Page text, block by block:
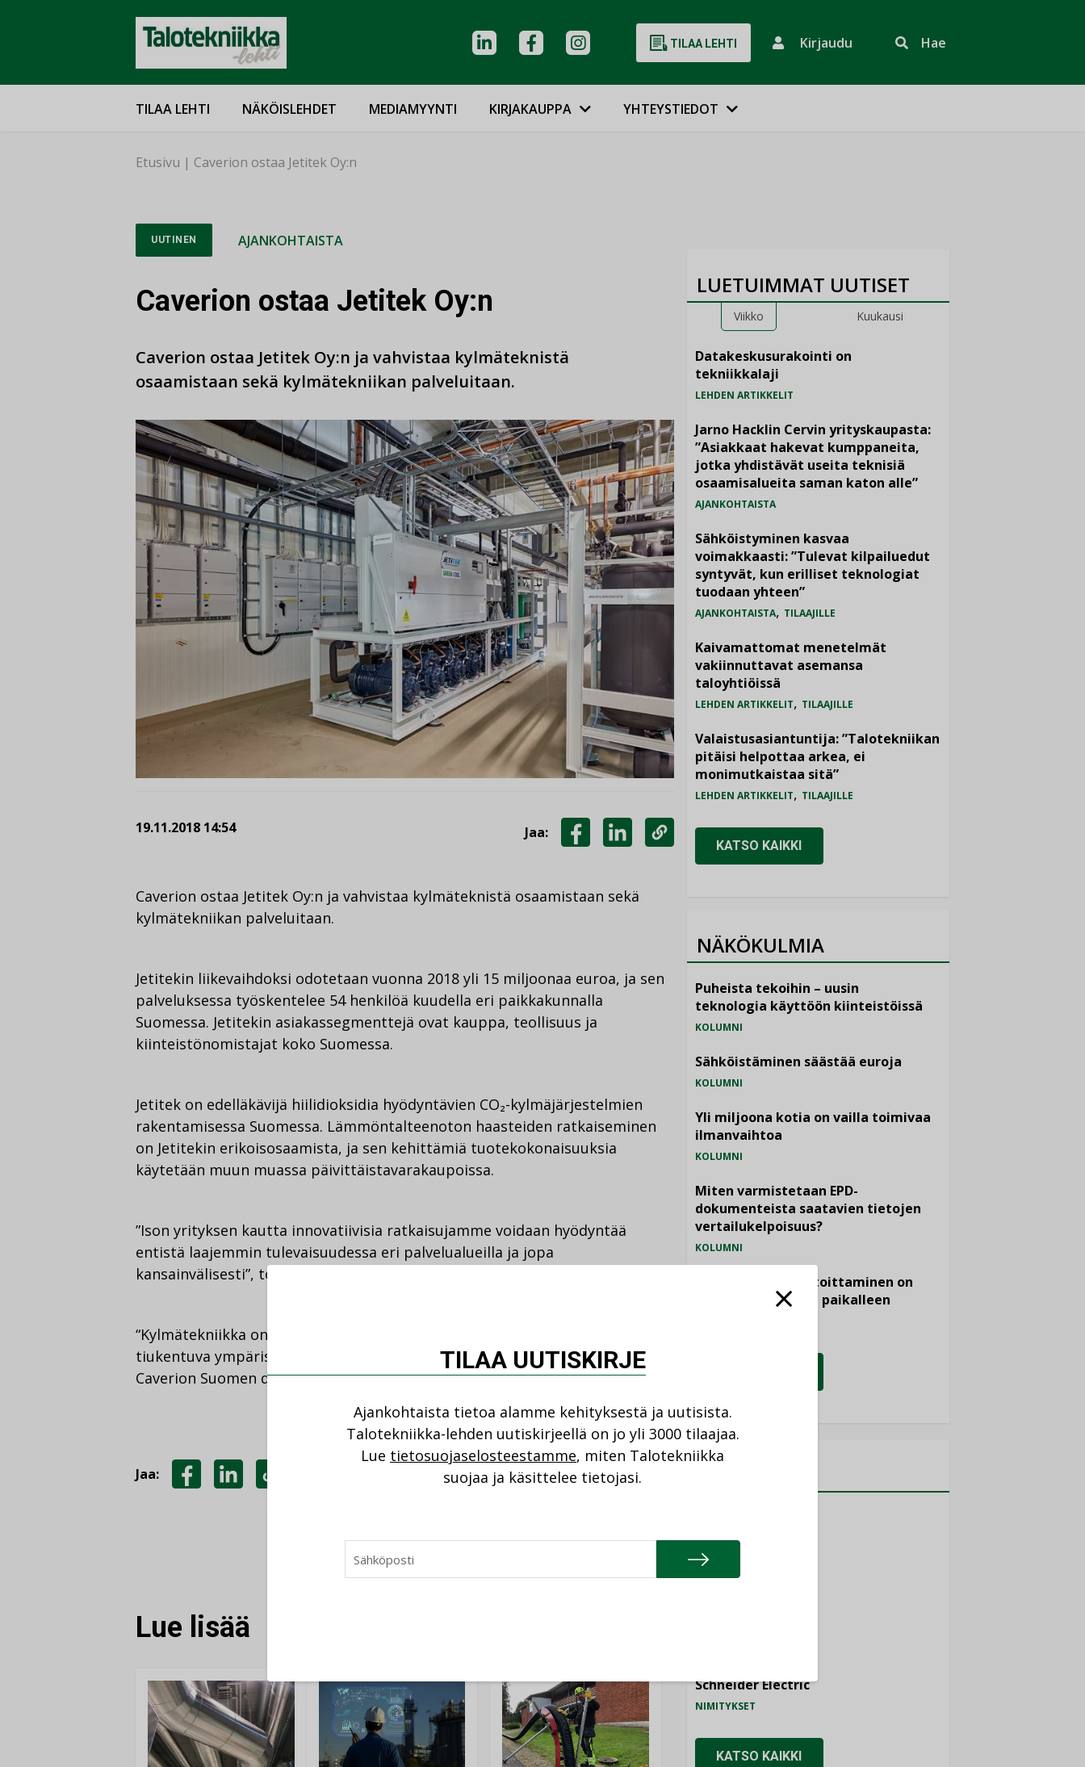
TILAA LEHTI Kirjaudu Hae
TILAA LEHTI NÄKÖISLEHDET MEDIAMYYNTI KIRJAKAUPPA YHTEYSTIEDOT
Etusivu | Caverion ostaa Jetitek Oy:n
UUTINEN AJANKOHTAISTA
Caverion ostaa Jetitek Oy:n
Caverion ostaa Jetitek Oy:n ja vahvistaa kylmäteknistä
osaamistaan sekä kylmätekniikan palveluitaan.
19.11.2018 14:54 Jaa:
Caverion ostaa Jetitek Oy:n ja vahvistaa kylmäteknistä osaamistaan sekä
kylmätekniikan palveluitaan.
Jetitekin liikevaihdoksi odotetaan vuonna 2018 yli 15 miljoonaa euroa, ja sen
palveluksessa työskentelee 54 henkilöä kuudella eri paikkakunnalla
Suomessa. Jetitekin asiakassegmenttejä ovat kauppa, teollisuus ja
kiinteistönomistajat koko Suomessa.
Jetitek on edelläkävijä hiilidioksidia hyödyntävien CO₂-kylmäjärjestelmien
rakentamisessa Suomessa. Lämmöntalteenoton haasteiden ratkaiseminen
on Jetitekin erikoisosaamista, ja sen kehittämiä tuotekokonaisuuksia
käytetään muun muassa päivittäistavarakaupoissa.
”Ison yrityksen kautta innovatiivisia ratkaisujamme voidaan hyödyntää
entistä laajemmin tulevaisuudessa eri palvelualueilla ja jopa
kansainvälisesti”, toimitusjohtaja
“Kylmätekniikka on erikoisosaamisalue, johon vaikuttavat muun muassa
tiukentuva ympäristölainsäädäntö sekä energiatehokkuusvaatimukset”,
Caverion Suomen divisioonajohtajaVille Tamminentoteaa.
Jaa:
Lue lisää
LUETUIMMAT UUTISET
Viikko Kuukausi
Datakeskusurakointi on
tekniikkalaji
LEHDEN ARTIKKELIT
Jarno Hacklin Cervin yrityskaupasta:
”Asiakkaat hakevat kumppaneita,
jotka yhdistävät useita teknisiä
osaamisalueita saman katon alle”
AJANKOHTAISTA
Sähköistyminen kasvaa
voimakkaasti: ”Tulevat kilpailuedut
syntyvät, kun erilliset teknologiat
tuodaan yhteen”
AJANKOHTAISTA, TILAAJILLE
Kaivamattomat menetelmät
vakiinnuttavat asemansa
taloyhtiöissä
LEHDEN ARTIKKELIT, TILAAJILLE
Valaistusasiantuntija: ”Talotekniikan
pitäisi helpottaa arkea, ei
monimutkaistaa sitä”
LEHDEN ARTIKKELIT, TILAAJILLE
KATSO KAIKKI
NÄKÖKULMIA
Puheista tekoihin – uusin
teknologia käyttöön kiinteistöissä
KOLUMNI
Sähköistäminen säästää euroja
KOLUMNI
Yli miljoona kotia on vailla toimivaa
ilmanvaihtoa
KOLUMNI
Miten varmistetaan EPD-
dokumenteista saatavien tietojen
vertailukelpoisuus?
KOLUMNI
Vesi- ja viemärimitoittaminen on
jämähtänyt ajassa paikalleen
NIMITYKSET
Schneider Electric
NIMITYKSET
KATSO KAIKKI
TILAA UUTISKIRJE
Ajankohtaista tietoa alamme kehityksestä ja uutisista.
Talotekniikka-lehden uutiskirjeellä on jo yli 3000 tilaajaa.
Lue tietosuojaselosteestamme, miten Talotekniikka
suojaa ja käsittelee tietojasi.